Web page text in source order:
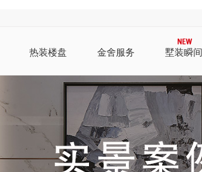
热装楼盘 金舍服务 墅装瞬间